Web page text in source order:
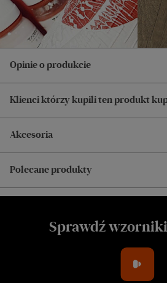
Opinie o produkcie
Klienci którzy kupili ten produkt
Akcesoria
Polecane produkty
Sprawdź